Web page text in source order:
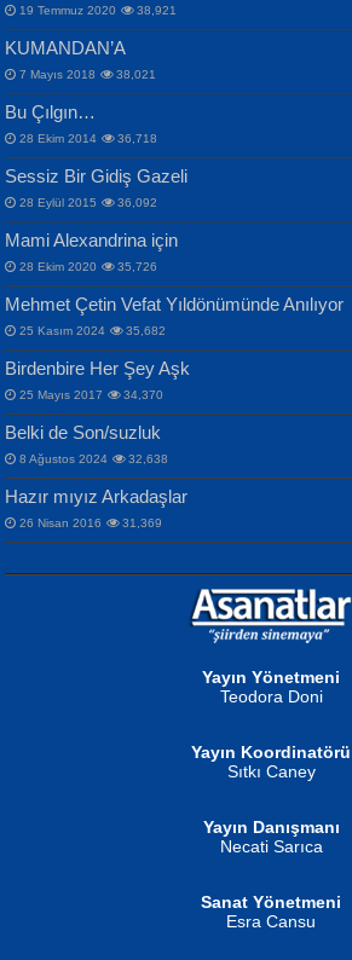
İPEK ACAR SERT
Gazze’nin Şecaati, Ümmetin İmtihanı...
MAHMUT GÜRBÜZ
İbrahim Olmak ve Bitirebilmek...
NURAN KÖSE BAYDAR
Selahattin Yıldız
İdrakimle Üşürken...
Songül Özel
Mahzen...
Ben Deniz Değilim ki...
ERDEM BAYAZIT
Sana, Bana, Vatanıma, Ülkemin
İnsanlarına Dair...
NAZIM HİKMET RAN
Bir Cezaevinde, Tecritteki Adamın
Mektupları...
19 Temmuz 2020 38,921
KUMANDAN’A
7 Mayıs 2018 38,021
Bu Çılgın…
28 Ekim 2014 36,718
Sessiz Bir Gidiş Gazeli
28 Eylül 2015 36,092
Mami Alexandrina için
28 Ekim 2020 35,726
Mehmet Çetin Vefat Yıldönümünde Anılıyor
25 Kasım 2024 35,682
Birdenbire Her Şey Aşk
25 Mayıs 2017 34,370
Belki de Son/suzluk
8 Ağustos 2024 32,638
Hazır mıyız Arkadaşlar
26 Nisan 2016 31,369
Yayın Yönetmeni
Teodora Doni
Yayın Koordinatörü
Sıtkı Caney
Yayın Danışmanı
Necati Sarıca
Sanat Yönetmeni
Esra Cansu